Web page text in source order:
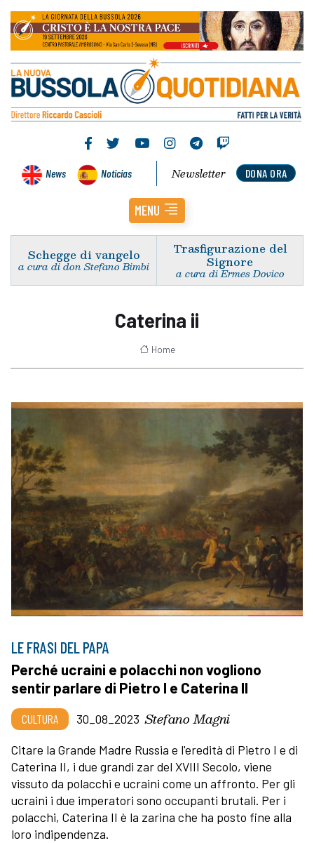
News Noticias DONA ORA
Newsletter
MENU
Schegge di vangelo
a cura di don Stefano Bimbi
Trasfigurazione del
Signore
a cura di Ermes Dovico
Caterina ii
Home
LE FRASI DEL PAPA
Perché ucraini e polacchi non vogliono
sentir parlare di Pietro I e Caterina II
CULTURA 30_08_2023 Stefano Magni
Citare la Grande Madre Russia e l'eredità di Pietro I e di
Caterina II, i due grandi zar del XVIII Secolo, viene
vissuto da polacchi e ucraini come un affronto. Per gli
ucraini i due imperatori sono occupanti brutali. Per i
polacchi, Caterina II è la zarina che ha posto fine alla
loro indipendenza.